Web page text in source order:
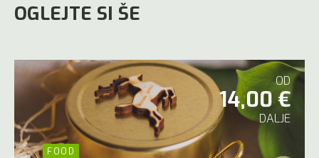
OGLEJTE SI ŠE
OD
14,00 €
DALJE
FOOD